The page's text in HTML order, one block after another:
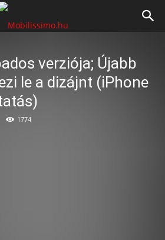
verziója; Újabb
le a dizájnt (iPhone
1774